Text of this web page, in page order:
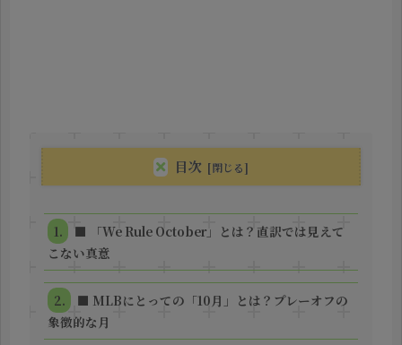
目次
■ 「We Rule October」とは？直訳では見えて
こない真意
■ MLBにとっての「10月」とは？プレーオフの
象徴的な月